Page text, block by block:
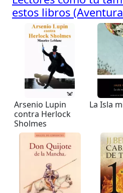
estos libros
Arsenio Lupin
contra Herlock
Sholmes
La Isla